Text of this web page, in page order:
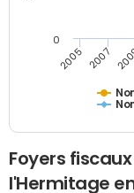
2005 2007
0
Foyers
l'Hermitage